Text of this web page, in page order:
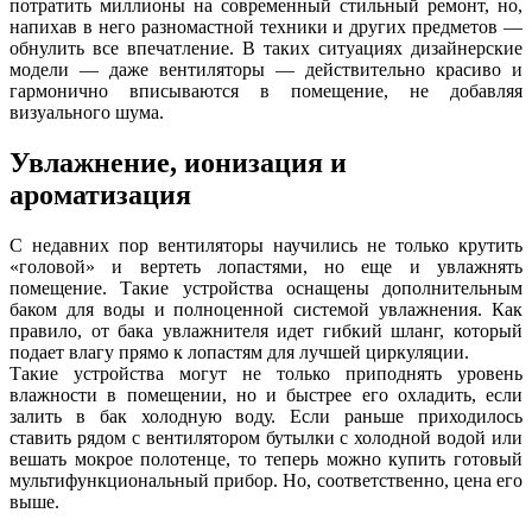
потратить миллионы на современный стильный ремонт, но,
напихав в него разномастной техники и других предметов —
обнулить все впечатление. В таких ситуациях дизайнерские
модели — даже вентиляторы — действительно красиво и
гармонично вписываются в помещение, не добавляя
визуального шума.
Увлажнение, ионизация и
ароматизация
С недавних пор вентиляторы научились не только крутить
«головой» и вертеть лопастями, но еще и увлажнять
помещение. Такие устройства оснащены дополнительным
баком для воды и полноценной системой увлажнения. Как
правило, от бака увлажнителя идет гибкий шланг, который
подает влагу прямо к лопастям для лучшей циркуляции.
Такие устройства могут не только приподнять уровень
влажности в помещении, но и быстрее его охладить, если
залить в бак холодную воду. Если раньше приходилось
ставить рядом с вентилятором бутылки с холодной водой или
вешать мокрое полотенце, то теперь можно купить готовый
мультифункциональный прибор. Но, соответственно, цена его
выше.